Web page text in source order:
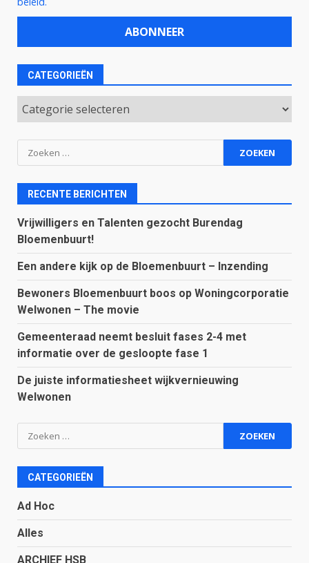
CATEGORIEËN
Categorieën
Zoeken
naar:
RECENTE BERICHTEN
Vrijwilligers en Talenten gezocht Burendag
Bloemenbuurt!
Een andere kijk op de Bloemenbuurt – Inzending
Bewoners Bloemenbuurt boos op Woningcorporatie
Welwonen – The movie
Gemeenteraad neemt besluit fases 2-4 met
informatie over de gesloopte fase 1
De juiste informatiesheet wijkvernieuwing
Welwonen
Zoeken
naar:
CATEGORIEËN
Ad Hoc
Alles
ARCHIEF HSB